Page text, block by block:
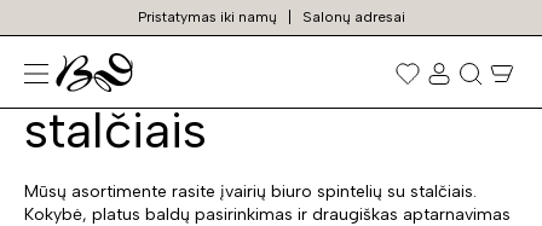
Pristatymas iki namų Salonų adresai
Prekių
paieška
Biuro spintelės su
stalčiais
Mūsų asortimente rasite įvairių biuro spintelių su stalčiais.
Kokybė, platus baldų pasirinkimas ir draugiškas aptarnavimas